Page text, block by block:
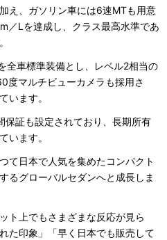
え、ガソリン車には6速MTも用意
／Lを達成し、クラス最高水準であ
車標準装備とし、レベル2相当の
度マルチビューカメラも採用さ
います。
証も設定されており、長期所有
います。
て日本で人気を集めたコンパクト
るグローバルセダンへと成長しま
ト上でもさまざまな反応が見ら
た印象」「早く日本でも販売して